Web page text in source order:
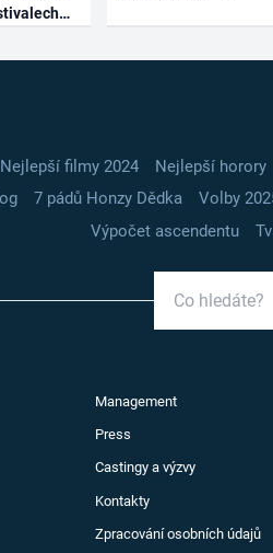
Nejlepší filmy 2024 Nejlepší horory
7 pádů Honzy Dědka Volby
Výpočet ascendentu
Management
Press
Castingy a výzvy
Kontakty
Zpracování osobních údajů